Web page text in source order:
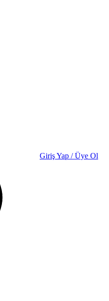
Giriş Yap / Üye Ol